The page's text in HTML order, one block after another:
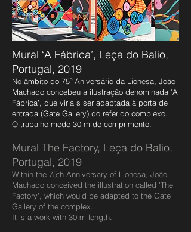
Mural ‘A Fábrica’, Leça do Balio,
Portugal, 2019
No âmbito do 75º Aniversário da Lionesa, João
Machado concebeu a ilustração denominada ‘A
Fábrica’, que viria s ser adaptada à porta de
entrada (Gate Gallery) do referido complexo.
O trabalho mede 30 m de comprimento.
Mural The Factory, Leça do Balio,
Portugal, 2019
Within the 75th Anniversary of Lionesa, João
Machado conceived the illustration called 'The
Factory', which would be adapted to the Gate
Gallery of the complex.
It is a work with 30 m length.